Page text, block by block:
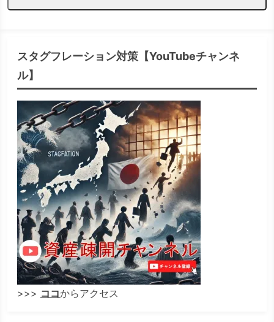
スタグフレーション対策【YouTubeチャンネ
ル】
>>> ココからアクセス